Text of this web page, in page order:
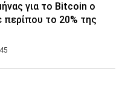
για το Bitcoin ο
περίπου το 20% της